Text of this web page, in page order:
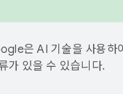
은 AI 기술을 사용하
가 있을 수 있습니다.